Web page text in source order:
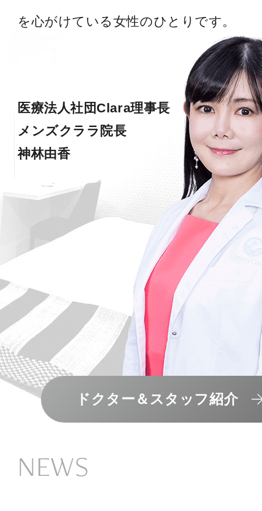
を心がけている女性のひとりです。
医療法人社団Clara理事長
メンズクララ院長
神林由香
ドクター＆スタッフ紹介
NEWS